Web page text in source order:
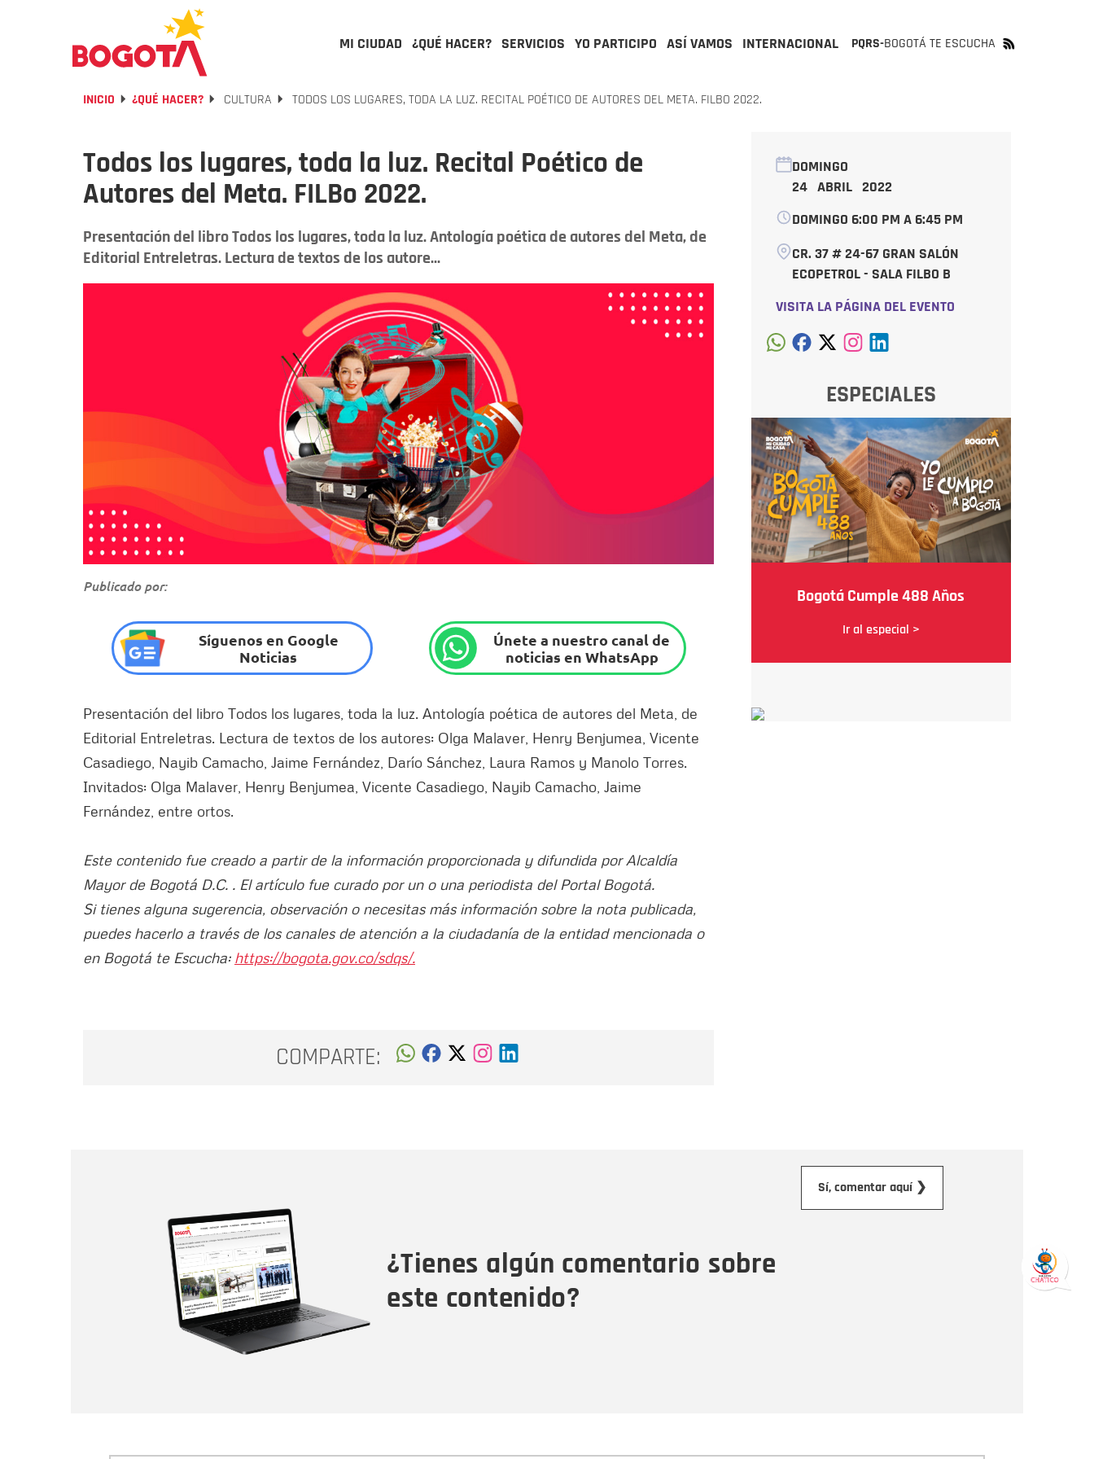
MI CIUDAD ¿QUÉ HACER? SERVICIOS YO PARTICIPO ASÍ VAMOS INTERNACIONAL PQRS-BOGOTÁ TE ESCUCHA
INICIO ¿QUÉ HACER? CULTURA TODOS LOS LUGARES, TODA LA LUZ. RECITAL POÉTICO DE AUTORES DEL META. FILBO 2022.
Todos los lugares, toda la luz. Recital Poético de
Autores del Meta. FILBo 2022.
Presentación del libro Todos los lugares, toda la luz. Antología poética de autores del Meta, de
Editorial Entreletras. Lectura de textos de los autore...
Publicado por:
Síguenos en Google
Noticias
Únete a nuestro canal de
noticias en WhatsApp
Presentación del libro Todos los lugares, toda la luz. Antología poética de autores del Meta, de
Editorial Entreletras. Lectura de textos de los autores: Olga Malaver, Henry Benjumea, Vicente
Casadiego, Nayib Camacho, Jaime Fernández, Darío Sánchez, Laura Ramos y Manolo Torres.
Invitados: Olga Malaver, Henry Benjumea, Vicente Casadiego, Nayib Camacho, Jaime
Fernández, entre ortos.
Este contenido fue creado a partir de la información proporcionada y difundida por Alcaldía
Mayor de Bogotá D.C. . El artículo fue curado por un o una periodista del Portal Bogotá.
Si tienes alguna sugerencia, observación o necesitas más información sobre la nota publicada,
puedes hacerlo a través de los canales de atención a la ciudadanía de la entidad mencionada o
en Bogotá te Escucha: https://bogota.gov.co/sdqs/.
COMPARTE:
DOMINGO
24 ABRIL 2022
DOMINGO 6:00 PM A 6:45 PM
CR. 37 # 24-67 GRAN SALÓN
ECOPETROL - SALA FILBO B
VISITA LA PÁGINA DEL EVENTO
ESPECIALES
Bogotá Cumple 488 Años
Ir al especial >
¿Tienes algún comentario sobre
este contenido?
Sí, comentar aquí ❯